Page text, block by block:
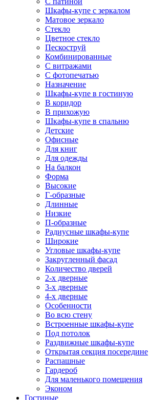
Шкафы-купе с зеркалом
Матовое зеркало
Стекло
Цветное стекло
Пескоструй
Комбинированные
С витражами
С фотопечатью
Назначение
Шкафы-купе в гостиную
В коридор
В прихожую
Шкафы-купе в спальню
Детские
Офисные
Для книг
Для одежды
На балкон
Форма
Высокие
Г-образные
Длинные
Низкие
П-образные
Радиусные шкафы-купе
Широкие
Угловые шкафы-купе
Закругленный фасад
Количество дверей
2-х дверные
3-х дверные
4-х дверные
Особенности
Во всю стену
Встроенные шкафы-купе
Под потолок
Раздвижные шкафы-купе
Открытая секция посередине
Распашные
Гардероб
Для маленького помещения
Эконом
Гостиные